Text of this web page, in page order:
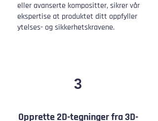
eller avanserte kompositter, sikrer vår
ekspertise at produktet ditt oppfyller
ytelses- og sikkerhetskravene.
3
Opprette 2D-tegninger fra 3D-